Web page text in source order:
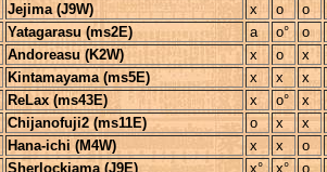
Jejima (J9W) x o
o
Yatagarasu (ms2E) a o°
o
Andoreasu (K2W) x o
x
Kintamayama (ms5E) x x
x
ReLax (ms43E) x o°
x
Chijanofuji2 (ms11E) o x
x
Hana-ichi (M4W) x x
o
Sherlockiama (J9E) x° x°
o